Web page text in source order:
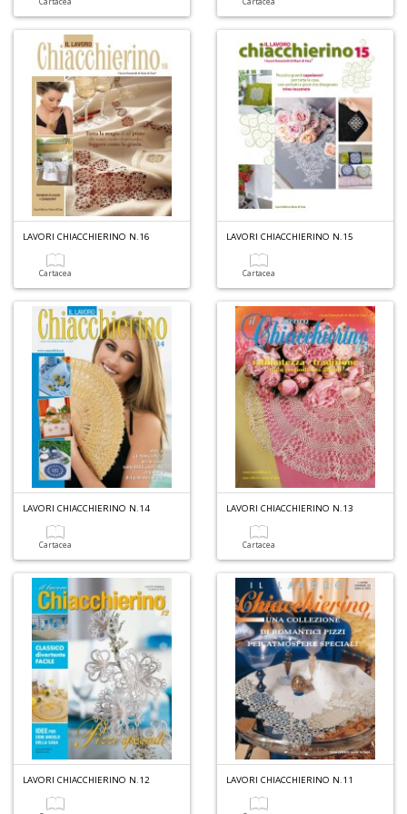
LAVORI CHIACCHIERINO N.16
Cartacea
LAVORI CHIACCHIERINO N.15
Cartacea
LAVORI CHIACCHIERINO N.14
Cartacea
LAVORI CHIACCHIERINO N.13
Cartacea
LAVORI CHIACCHIERINO N.12 LAVORI CHIACCHIERINO N.11